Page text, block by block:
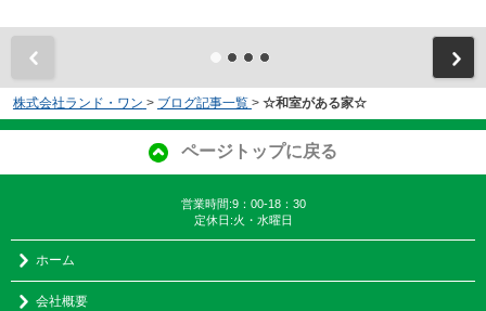
株式会社ランド・ワン > ブログ記事一覧 > ☆和室がある家☆
ページトップに戻る
営業時間:9：00-18：30
定休日:火・水曜日
ホーム
会社概要